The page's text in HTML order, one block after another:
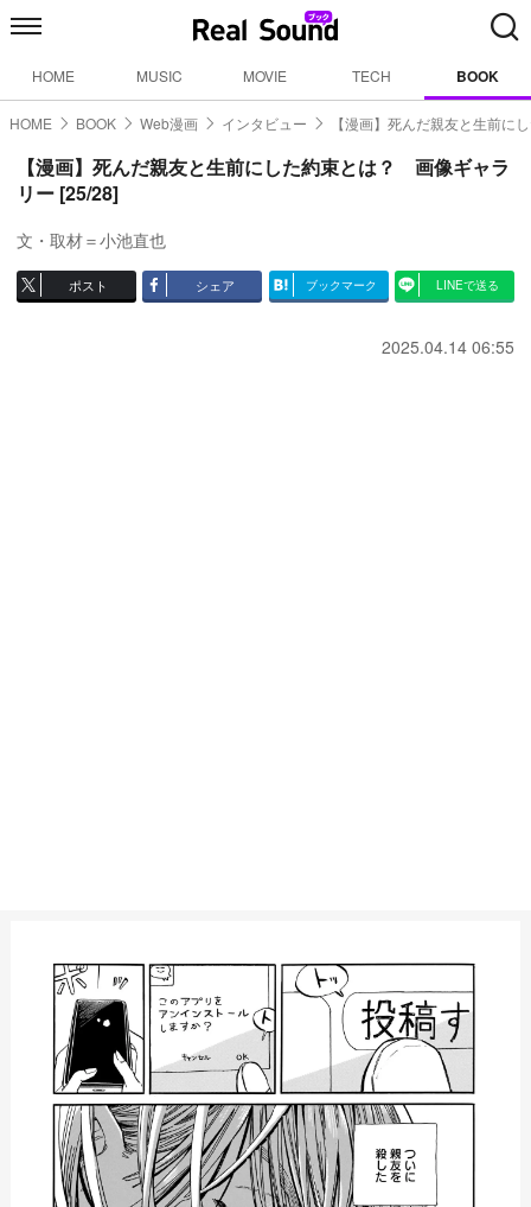
HOME MUSIC MOVIE TECH BOOK
HOME BOOK Web漫画 インタビュー 【漫画】死んだ親友と生前に
【漫画】死んだ親友と生前にした約束とは？ 画像ギャラ
リー [25/28]
文・取材＝小池直也
ポスト シェア ブックマーク LINEで送る
2025.04.14 06:55